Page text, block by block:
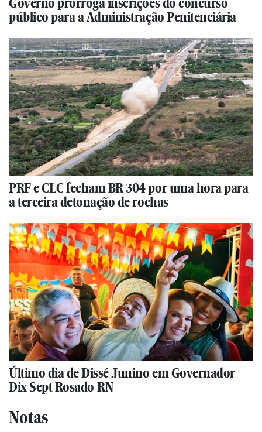
público para a Administração Penitenciária
PRF e CLC fecham BR 304 por uma hora para
a terceira detonação de rochas
Último dia de Dissé Junino em Governador
Dix Sept Rosado-RN
Notas